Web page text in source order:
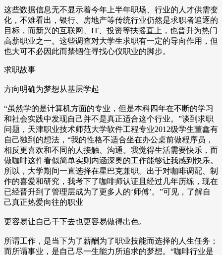
这些数据信息无不显示着今年上半年职场、行业的人才供需变
化，不难看出，银行、房地产等传统行业仍然是求职者追逐的
目标，而新兴的互联网、IT、投资等扶摇直上，也晋升为热门
高薪职业之一。这些调查对大学生求职有一定的导向作用，但
也大可不必因此而禁锢住寻找心仪职业的脚步。
求职故事
方向明确为梦想从基层学起
“虽然学的是计算机方面的专业，但是本科四年在不断的学习
和社会实践中发现自己并不是真正适合这个行业。”谈到求职
问题，天津职业技术师范大学软件工程专业2012级学生董鑫有
自己独到的想法，“我的性格不适合坐在办公桌前做程序员，
相反更喜欢和不同的人接触、沟通。我觉得生活需要快乐，而
做咖啡这件看似简单实则内涵深奥的工作能够让我感到快乐。
所以，大学期间一直选择在星巴克兼职。出于对咖啡调配、制
作的喜爱和研究，我考下了咖啡师认证且经过几年历练，现在
已经晋升到了管理层成为了更多人的‘师傅’。”可见，了解自
己真正热爱向往的职业
更容易让自己干下去也更容易做得出色。
所谓工作，是当下为了薪酬为了职业技能而选择的人生任务；
而所谓事业，是自己尽一生能力所追求的梦想。“咖啡行业是